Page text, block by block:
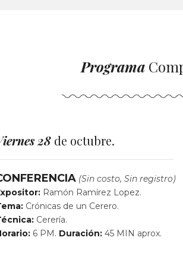
Programa
28 de octubre.
(Sin costo, Sin registro)
Ramón Ramírez Lopez.
Crónicas de un Cerero.
Cerería.
6 PM. Duración: 45 MIN aprox.